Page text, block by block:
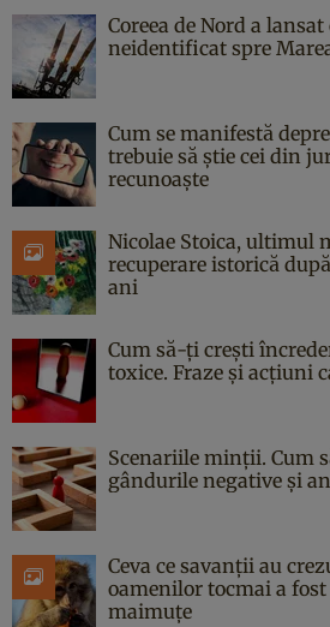
Coreea de Nord a
neidentificat spre
Cum se manifestă
trebuie să știe cei din
recunoaște
Nicolae Stoica, ultimul
recuperare istorică
ani
Cum să-ți crești
toxice. Fraze și acțiuni
Scenariile minții. Cum
gândurile negative și
Ceva ce savanții au
oamenilor tocmai a fost
maimuțe